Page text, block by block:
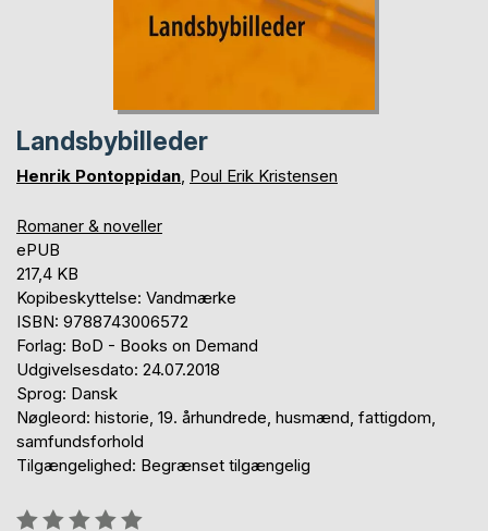
Landsbybilleder
Henrik Pontoppidan, Poul Erik Kristensen
Romaner & noveller
ePUB
217,4 KB
Kopibeskyttelse: Vandmærke
ISBN: 9788743006572
Forlag: BoD - Books on Demand
Udgivelsesdato: 24.07.2018
Sprog: Dansk
Nøgleord: historie, 19. århundrede, husmænd, fattigdom,
samfundsforhold
Tilgængelighed: Begrænset tilgængelig
Anmeldelse::